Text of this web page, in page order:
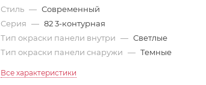
Стиль — Современный
Серия — 82 3-контурная
Тип окраски панели внутри — Светлые
Тип окраски панели снаружи — Темные
Все характеристики